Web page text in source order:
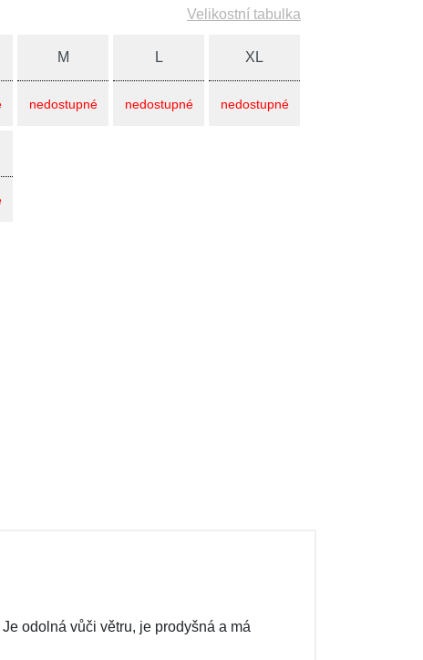
Velikostní tabulka
M
nedostupné
L
nedostupné
XL
nedostupné
odolná vůči větru, je prodyšná a má